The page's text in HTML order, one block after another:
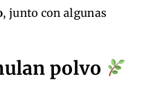
, junto con algunas
polvo